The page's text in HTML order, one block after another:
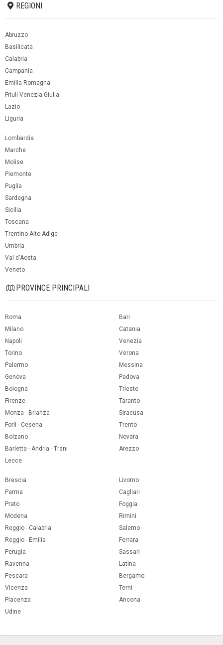
REGIONI
Abruzzo
Basilicata
Calabria
Campania
Emilia Romagna
Friuli-Venezia Giulia
Lazio
Liguria
Lombardia
Marche
Molise
Piemonte
Puglia
Sardegna
Sicilia
Toscana
Trentino-Alto Adige
Umbria
Val d'Aosta
Veneto
PROVINCE PRINCIPALI
Roma
Milano
Napoli
Torino
Palermo
Genova
Bologna
Firenze
Monza - Brianza
Forlì - Cesena
Bolzano
Barletta - Andria - Trani
Lecce
Bari
Catania
Venezia
Verona
Messina
Padova
Trieste
Taranto
Siracusa
Trento
Novara
Arezzo
Brescia
Parma
Prato
Modena
Reggio - Calabria
Reggio - Emilia
Perugia
Ravenna
Pescara
Vicenza
Piacenza
Udine
Livorno
Cagliari
Foggia
Rimini
Salerno
Ferrara
Sassari
Latina
Bergamo
Terni
Ancona